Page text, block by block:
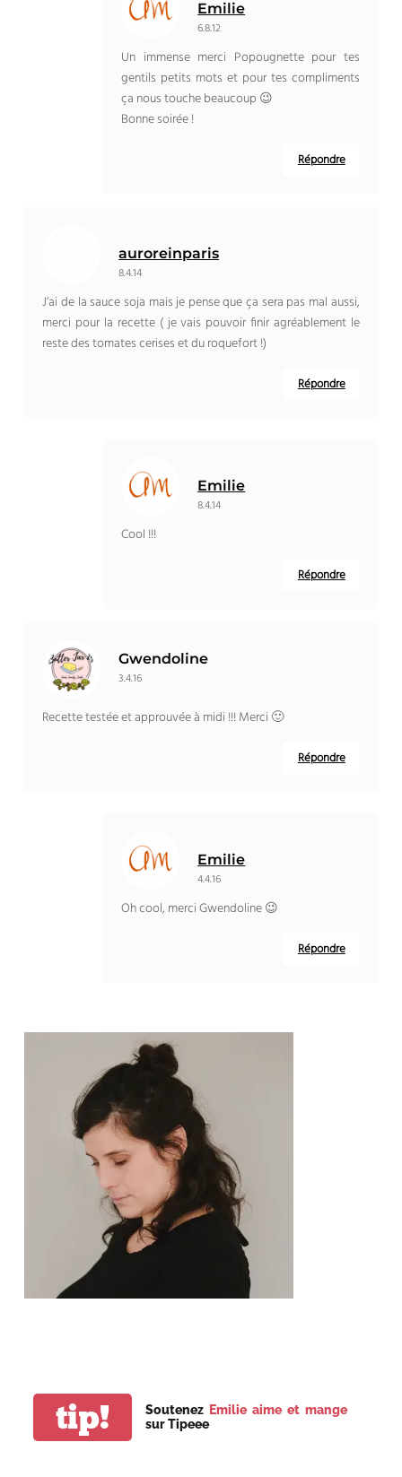
Emilie
6.8.12
Un immense merci Popougnette pour tes
gentils petits mots et pour tes compliments
ça nous touche beaucoup 😉
Bonne soirée !
Répondre
auroreinparis
8.4.14
J’ai de la sauce soja mais je pense que ça sera pas mal aussi,
merci pour la recette ( je vais pouvoir finir agréablement le
reste des tomates cerises et du roquefort !)
Répondre
Emilie
8.4.14
Cool !!!
Répondre
Gwendoline
3.4.16
Recette testée et approuvée à midi !!! Merci 🙂
Répondre
Emilie
4.4.16
Oh cool, merci Gwendoline 😉
Répondre
tip! Soutenez Emilie aime et mange
sur Tipeee